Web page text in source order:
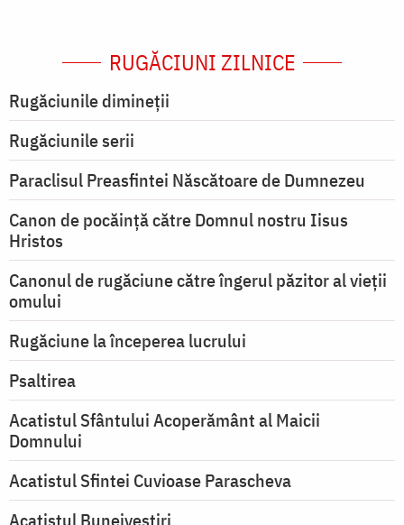
RUGĂCIUNI ZILNICE
Rugăciunile dimineții
Rugăciunile serii
Paraclisul Preasfintei Născătoare de Dumnezeu
Canon de pocăință către Domnul nostru Iisus
Hristos
Canonul de rugăciune către îngerul păzitor al vieții
omului
Rugăciune la începerea lucrului
Psaltirea
Acatistul Sfântului Acoperământ al Maicii
Domnului
Acatistul Sfintei Cuvioase Parascheva